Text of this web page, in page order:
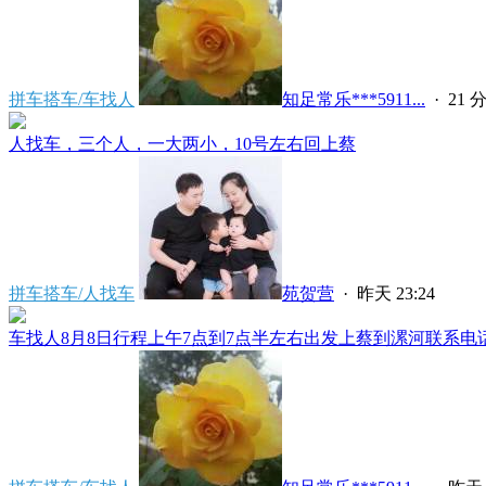
拼车搭车/车找人 知足常乐***5911... · 21
人找车，三个人，一大两小，10号左右回上蔡
拼车搭车/人找车 苑贺营 · 昨天 23:24
车找人8月8日行程上午7点到7点半左右出发上蔡到漯河联系电